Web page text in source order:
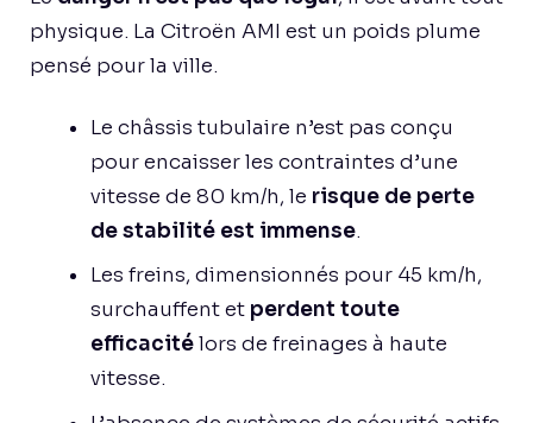
physique. La Citroën AMI est un poids plume
pensé pour la ville.
Le châssis tubulaire n’est pas conçu
pour encaisser les contraintes d’une
vitesse de 80 km/h, le risque de perte
de stabilité est immense.
Les freins, dimensionnés pour 45 km/h,
surchauffent et perdent toute
efficacitélors de freinages à haute
vitesse.